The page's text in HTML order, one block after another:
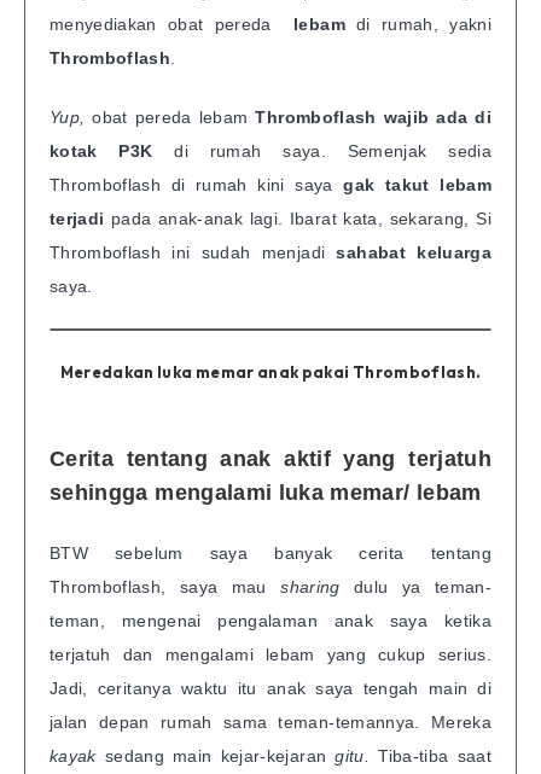
menyediakanobat pereda lebamdi rumah, yakni
Thromboflash.
Yup,obat pereda lebamThromboflash wajib ada di
kotak P3K di rumah saya. Semenjak sedia
Thromboflash di rumah kini sayagak takut lebam
terjadi pada anak-anak lagi. Ibarat kata, sekarang, Si
Thromboflash ini sudah menjadisahabat keluarga
saya.
Meredakan luka memar anak pakai Thromboflash.
Cerita tentang anak aktif yang terjatuh
sehingga mengalami luka memar/ lebam
BTW sebelum saya banyak cerita tentang
Thromboflash, saya mausharing dulu ya teman-
teman, mengenai pengalaman anak saya ketika
terjatuh dan mengalami lebam yang cukup serius.
Jadi, ceritanya waktu itu anak saya tengah main di
jalan depan rumah sama teman-temannya. Mereka
kayaksedang main kejar-kejarangitu.
Tiba-tiba saat